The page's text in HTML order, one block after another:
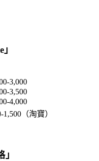
」
3,000
3,500
4,000
1,500（淘寶）
」